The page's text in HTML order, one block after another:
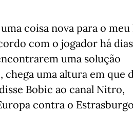
coisa nova para o
com o jogador há
uma solução
uma altura em que
Bobic ao canal Nitro,
contra o